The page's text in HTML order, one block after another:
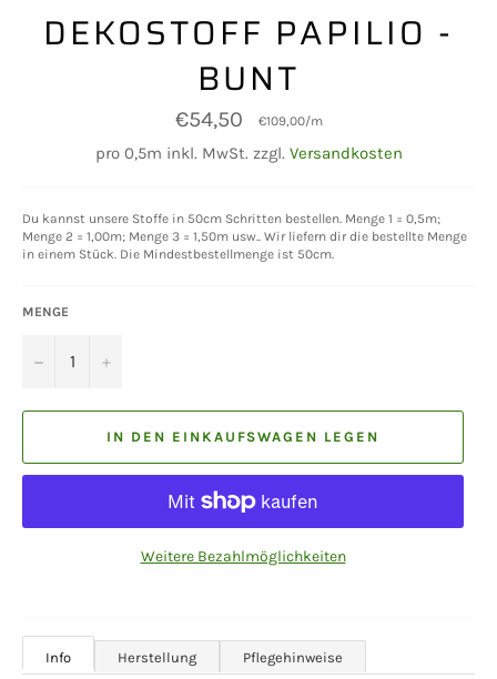
DEKOSTOFF PAPILIO -
BUNT
Normaler
Preis
€54,50 €109,00/m
pro 0,5m inkl. MwSt. zzgl. Versandkosten
Du kannst unsere Stoffe in 50cm Schritten bestellen. Menge 1 = 0,5m;
Menge 2 = 1,00m; Menge 3 = 1,50m usw.. Wir liefern dir die bestellte Menge
in einem Stück. Die Mindestbestellmenge ist 50cm.
MENGE
− +
IN DEN EINKAUFSWAGEN LEGEN
Weitere Bezahlmöglichkeiten
Info Herstellung Pflegehinweise